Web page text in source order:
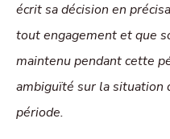
écrit sa décision en
tout engagement et que
maintenu pendant cette
ambiguïté sur la situation
période.